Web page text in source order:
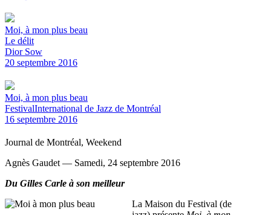
Moi, à mon plus beau
Le délit
Dior Sow
20 septembre 2016
Moi, à mon plus beau
FestivalInternational de Jazz de Montréal
16 septembre 2016
Journal de Montréal, Weekend
Agnès Gaudet — Samedi, 24 septembre 2016
Du Gilles Carle à son meilleur
La Maison du Festival (de